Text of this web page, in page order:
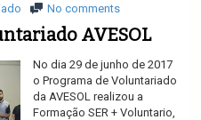
No comments
AVESOL
No dia 29 de junho de 2017
o Programa de Voluntariado
da AVESOL realizou a
Formação SER + Voluntario,